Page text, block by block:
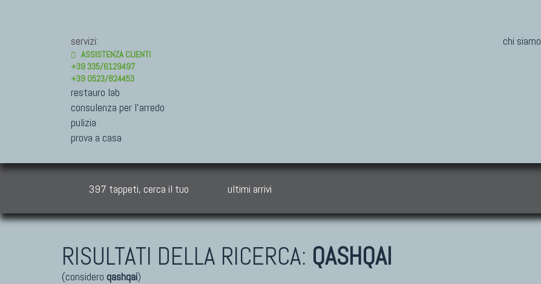
servizi:
ASSISTENZA CLIENTI
+39 335/6129497
+39 0523/824453
restauro lab
consulenza per l'arredo
pulizia
prova a casa
chi siamo
397 tappeti, cerca il tuo ultimi arrivi
RISULTATI DELLA RICERCA: QASHQAI
(considero qashqai)